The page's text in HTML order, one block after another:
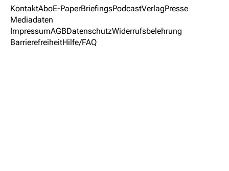
KontaktAboE-PaperBriefingsPodcastVerlagPresse
Mediadaten
ImpressumAGBDatenschutzWiderrufsbelehrung
BarrierefreiheitHilfe/FAQ